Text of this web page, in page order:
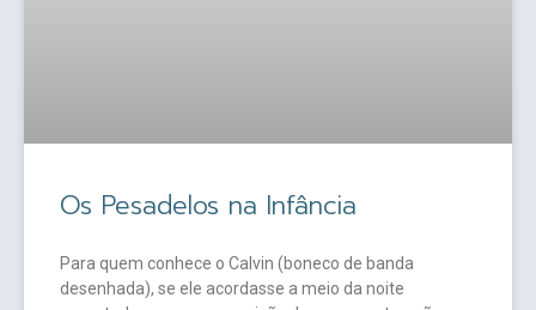
Os Pesadelos na Infância
Para quem conhece o Calvin (boneco de banda
desenhada), se ele acordasse a meio da noite